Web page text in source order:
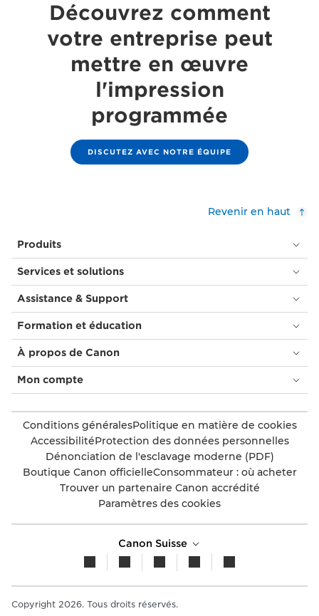
Découvrez comment
votre entreprise peut
mettre en œuvre
l'impression
programmée
DISCUTEZ AVEC NOTRE ÉQUIPE
Revenir en haut
Produits
Services et solutions
Assistance & Support
Formation et éducation
À propos de Canon
Mon compte
Conditions généralesPolitique en matière de cookies
AccessibilitéProtection des données personnelles
Dénonciation de l'esclavage moderne (PDF)
Boutique Canon officielleConsommateur : où acheter
Trouver un partenaire Canon accrédité
Paramètres des cookies
Canon Suisse
Copyright 2026. Tous droits réservés.